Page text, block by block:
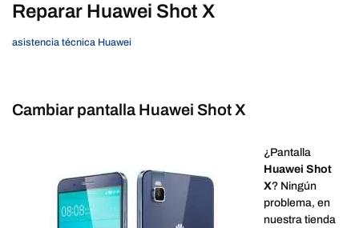
Reparar Huawei Shot X
asistencia técnica Huawei
Cambiar pantalla Huawei Shot X
¿Pantalla
Huawei Shot
X? Ningún
problema, en
nuestra tienda